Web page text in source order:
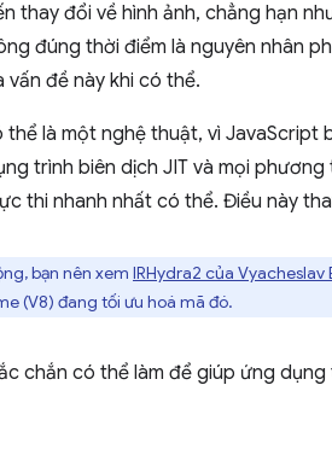
thay đổi về hình ảnh, chẳng hạn
đúng thời điểm là nguyên nhân
đề này khi có thể.
thể là một nghệ thuật, vì
trình biên dịch JIT và mọi
thi nhanh nhất có thể. Điều này
bạn nên xem IRHydra2 của Vyacheslav
(V8) đang tối ưu hoá mã đó.
chắn có thể làm để giúp ứng